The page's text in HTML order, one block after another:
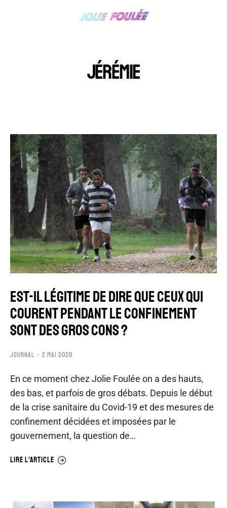
JÉRÉMIE
EST-IL LÉGITIME DE DIRE QUE CEUX QUI
COURENT PENDANT LE CONFINEMENT
SONT DES GROS CONS ?
JOURNAL 2 MAI 2020
En ce moment chez Jolie Foulée on a des hauts,
des bas, et parfois de gros débats. Depuis le début
de la crise sanitaire du Covid-19 et des mesures de
confinement décidées et imposées par le
gouvernement, la question de…
LIRE L'ARTICLE